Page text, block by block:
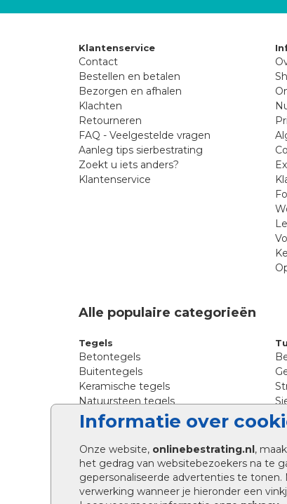
Informatie over
Onze website, onlinebestrating.nl,
het gedrag van websitebezoekers na te
gepersonaliseerde advertenties te
verwerking wanneer je hieronder een
Klantenservice
Contact
Bestellen en betalen
Bezorgen en afhalen
Klachten
Retourneren
FAQ - Veelgestelde vragen
Aanleg tips sierbestrating
Zoekt u iets anders?
Klantenservice
Alle populaire categorieën
Tegels
Betontegels
Buitentegels
Keramische tegels
Natuursteen tegels
Siertegels
Stoeptegels
Straattegels
Terrastegels
Tuintegels